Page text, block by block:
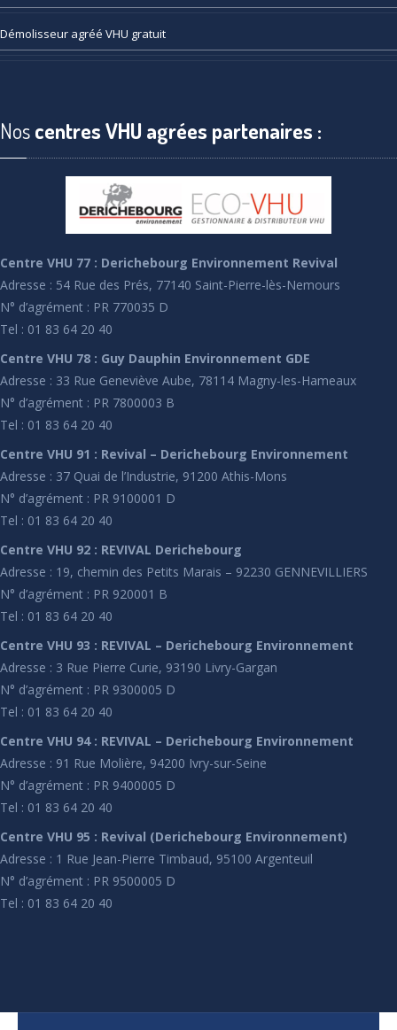
Démolisseur agréé VHU gratuit
Noscentres VHU agrées partenaires :
Centre VHU 77 : Derichebourg Environnement Revival
Adresse : 54 Rue des Prés, 77140 Saint-Pierre-lès-Nemours
N° d’agrément : PR 770035 D
Tel : 01 83 64 20 40
Centre VHU 78 : Guy Dauphin Environnement GDE
Adresse : 33 Rue Geneviève Aube, 78114 Magny-les-Hameaux
N° d’agrément : PR 7800003 B
Tel : 01 83 64 20 40
Centre VHU 91 : Revival – Derichebourg Environnement
Adresse : 37 Quai de l’Industrie, 91200 Athis-Mons
N° d’agrément : PR 9100001 D
Tel : 01 83 64 20 40
Centre VHU 92 : REVIVAL Derichebourg
Adresse : 19, chemin des Petits Marais – 92230 GENNEVILLIERS
N° d’agrément : PR 920001 B
Tel : 01 83 64 20 40
Centre VHU 93 : REVIVAL – Derichebourg Environnement
Adresse : 3 Rue Pierre Curie, 93190 Livry-Gargan
N° d’agrément : PR 9300005 D
Tel : 01 83 64 20 40
Centre VHU 94 : REVIVAL – Derichebourg Environnement
Adresse : 91 Rue Molière, 94200 Ivry-sur-Seine
N° d’agrément : PR 9400005 D
Tel : 01 83 64 20 40
Centre VHU 95 : Revival (Derichebourg Environnement)
Adresse : 1 Rue Jean-Pierre Timbaud, 95100 Argenteuil
N° d’agrément : PR 9500005 D
Tel : 01 83 64 20 40